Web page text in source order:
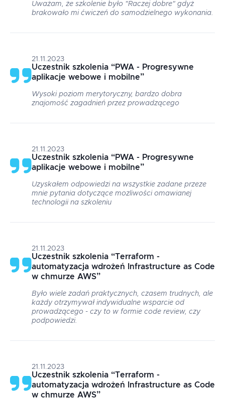
Uważam, że szkolenie było "Raczej dobre" gdyż
brakowało mi ćwiczeń do samodzielnego wykonania.
21.11.2023
Uczestnik szkolenia “PWA - Progresywne
aplikacje webowe i mobilne”
Wysoki poziom merytoryczny, bardzo dobra
znajomość zagadnień przez prowadzącego
21.11.2023
Uczestnik szkolenia “PWA - Progresywne
aplikacje webowe i mobilne”
Uzyskałem odpowiedzi na wszystkie zadane przeze
mnie pytania dotyczące mozliwości omawianej
technologii na szkoleniu
21.11.2023
Uczestnik szkolenia “Terraform -
automatyzacja wdrożeń Infrastructure as Code
w chmurze AWS”
Było wiele zadań praktycznych, czasem trudnych, ale
każdy otrzymywał indywidualne wsparcie od
prowadzącego - czy to w formie code review, czy
podpowiedzi.
21.11.2023
Uczestnik szkolenia “Terraform -
automatyzacja wdrożeń Infrastructure as Code
w chmurze AWS”